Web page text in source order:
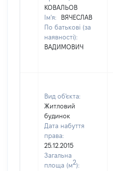
КОВАЛЬОВ
Ім'я:
ВЯЧЕСЛАВ
По батькові (за
наявності):
ВАДИМОВИЧ
Вид об'єкта:
Житловий
будинок
Дата набуття
права:
25.12.2015
Загальна
площа (м2):